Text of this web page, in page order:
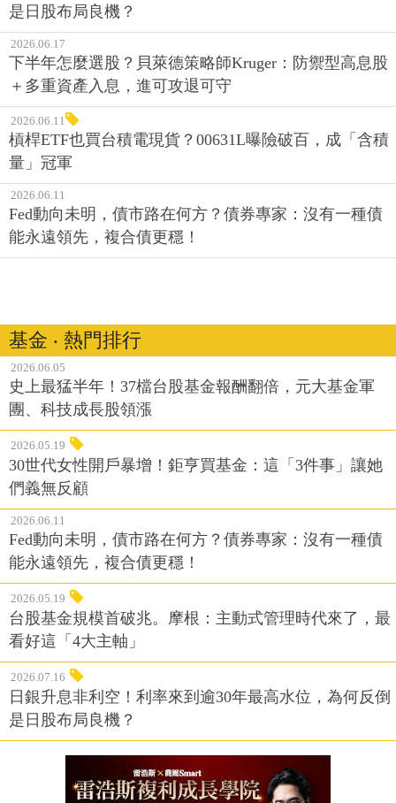
是日股布局良機？
2026.06.17
下半年怎麼選股？貝萊德策略師Kruger：防禦型高息股
＋多重資產入息，進可攻退可守
2026.06.11
槓桿ETF也買台積電現貨？00631L曝險破百，成「含積
量」冠軍
2026.06.11
Fed動向未明，債市路在何方？債券專家：沒有一種債
能永遠領先，複合債更穩！
基金 ‧ 熱門排行
2026.06.05
史上最猛半年！37檔台股基金報酬翻倍，元大基金軍
團、科技成長股領漲
2026.05.19
30世代女性開戶暴增！鉅亨買基金：這「3件事」讓她
們義無反顧
2026.06.11
Fed動向未明，債市路在何方？債券專家：沒有一種債
能永遠領先，複合債更穩！
2026.05.19
台股基金規模首破兆。摩根：主動式管理時代來了，最
看好這「4大主軸」
2026.07.16
日銀升息非利空！利率來到逾30年最高水位，為何反倒
是日股布局良機？